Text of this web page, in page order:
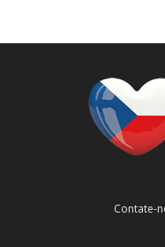
Contate-